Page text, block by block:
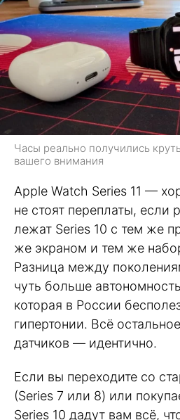
Часы реально получились
вашего внимания
Apple Watch Series 11 —
не стоят переплаты, если
лежат Series 10 с тем же
же экраном и тем же
Разница между
чуть больше
которая в России
гипертонии. Всё
датчиков — идентично.
Если вы переходите со
(Series 7 или 8) или
Series 10 дадут вам всё,